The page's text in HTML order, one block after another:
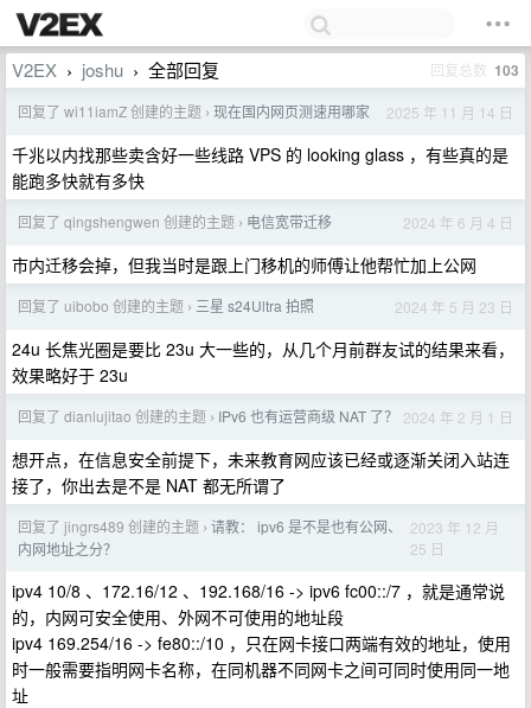
V2EX › joshu › 全部回复 回复总数 103
回复了 wi11iamZ 创建的主题 › 现在国内网页测速用哪家 2025 年 11 月 14 日
千兆以内找那些卖含好一些线路 VPS 的 looking glass ，有些真的是
能跑多快就有多快
回复了 qingshengwen 创建的主题 › 电信宽带迁移 2024 年 6 月 4 日
市内迁移会掉，但我当时是跟上门移机的师傅让他帮忙加上公网
回复了 uibobo 创建的主题 › 三星 s24Ultra 拍照 2024 年 5 月 23 日
24u 长焦光圈是要比 23u 大一些的，从几个月前群友试的结果来看，
效果略好于 23u
回复了 dianlujitao 创建的主题 › IPv6 也有运营商级 NAT 了？ 2024 年 2 月 1 日
想开点，在信息安全前提下，未来教育网应该已经或逐渐关闭入站连
接了，你出去是不是 NAT 都无所谓了
回复了 jingrs489 创建的主题 › 请教： ipv6 是不是也有公网、
内网地址之分？
2023 年 12 月
25 日
ipv4 10/8 、172.16/12 、192.168/16 -> ipv6 fc00::/7 ，就是通常说
的，内网可安全使用、外网不可使用的地址段
ipv4 169.254/16 -> fe80::/10 ，只在网卡接口两端有效的地址，使用
时一般需要指明网卡名称，在同机器不同网卡之间可同时使用同一地
址